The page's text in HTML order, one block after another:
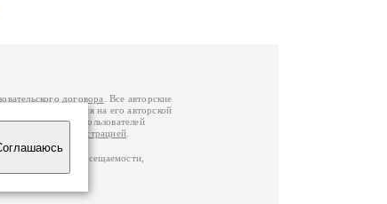
договора
. Все авторские
можете обратиться на его авторской
. Данные пользователей
связаться с администрацией
счетчика посещаемости,